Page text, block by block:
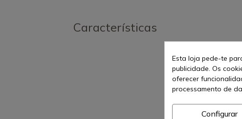
Características
Esta loja pede-te
publicidade. Os
oferecer
processamento de
Configurar